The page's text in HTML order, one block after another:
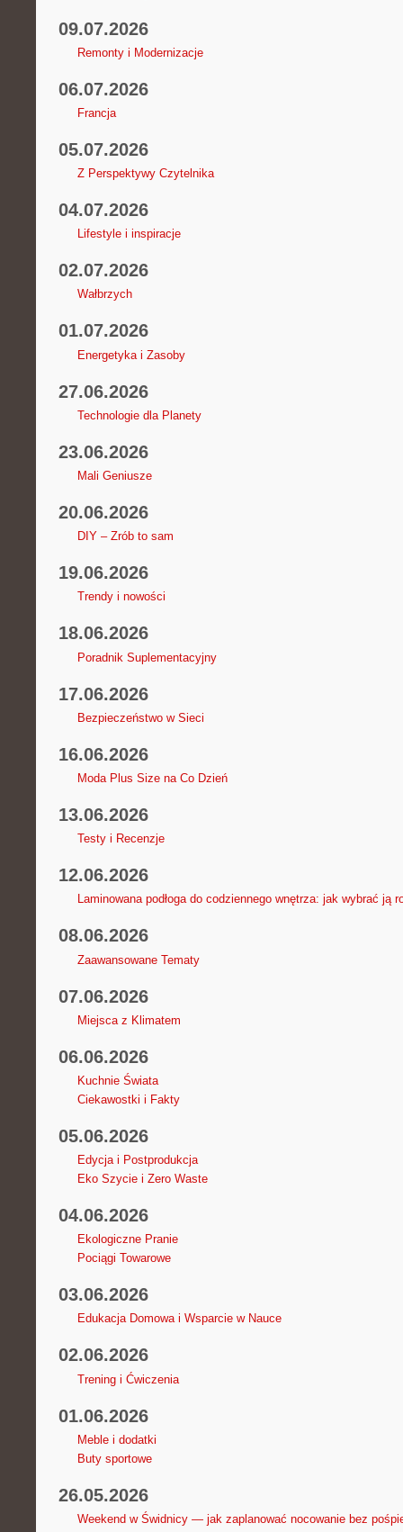
09.07.2026
Remonty i Modernizacje
06.07.2026
Francja
05.07.2026
Z Perspektywy Czytelnika
04.07.2026
Lifestyle i inspiracje
02.07.2026
Wałbrzych
01.07.2026
Energetyka i Zasoby
27.06.2026
Technologie dla Planety
23.06.2026
Mali Geniusze
20.06.2026
DIY – Zrób to sam
19.06.2026
Trendy i nowości
18.06.2026
Poradnik Suplementacyjny
17.06.2026
Bezpieczeństwo w Sieci
16.06.2026
Moda Plus Size na Co Dzień
13.06.2026
Testy i Recenzje
12.06.2026
Laminowana podłoga do codziennego wnętrza: jak wybrać ją
08.06.2026
Zaawansowane Tematy
07.06.2026
Miejsca z Klimatem
06.06.2026
Kuchnie Świata
Ciekawostki i Fakty
05.06.2026
Edycja i Postprodukcja
Eko Szycie i Zero Waste
04.06.2026
Ekologiczne Pranie
Pociągi Towarowe
03.06.2026
Edukacja Domowa i Wsparcie w Nauce
02.06.2026
Trening i Ćwiczenia
01.06.2026
Meble i dodatki
Buty sportowe
26.05.2026
Weekend w Świdnicy — jak zaplanować nocowanie bez